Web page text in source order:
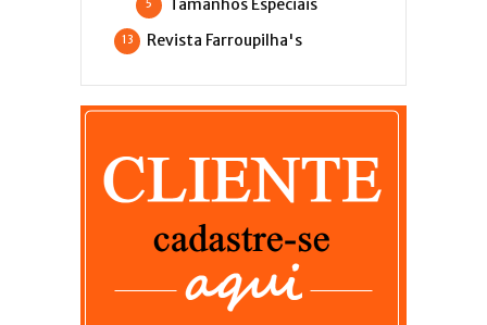
Tamanhos Especiais
5
Revista Farroupilha's
13